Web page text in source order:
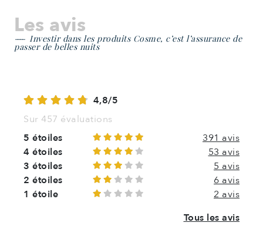
Les avis
Investir dans les produits Cosme, c’est l’assurance de
passer de belles nuits
4,8/5
Sur 457 évaluations
5 étoiles
391 avis
4 étoiles
53 avis
3 étoiles
5 avis
2 étoiles
6 avis
1 étoile
2 avis
Tous les avis